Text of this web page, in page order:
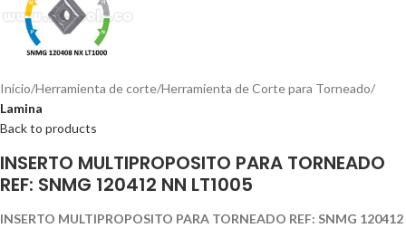
Inicio Herramienta de corte Herramienta de Corte para Torneado
Lamina
Back to products
INSERTO MULTIPROPOSITO PARA TORNEADO
REF: SNMG 120412 NN LT1005
INSERTO MULTIPROPOSITO PARA TORNEADO REF: SNMG 120412